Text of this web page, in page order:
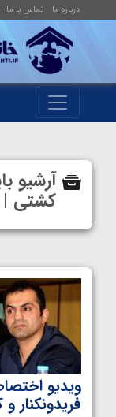
درباره ما تماس با ما
آرشیو
کشتی
ویدیو
فریدونکنار